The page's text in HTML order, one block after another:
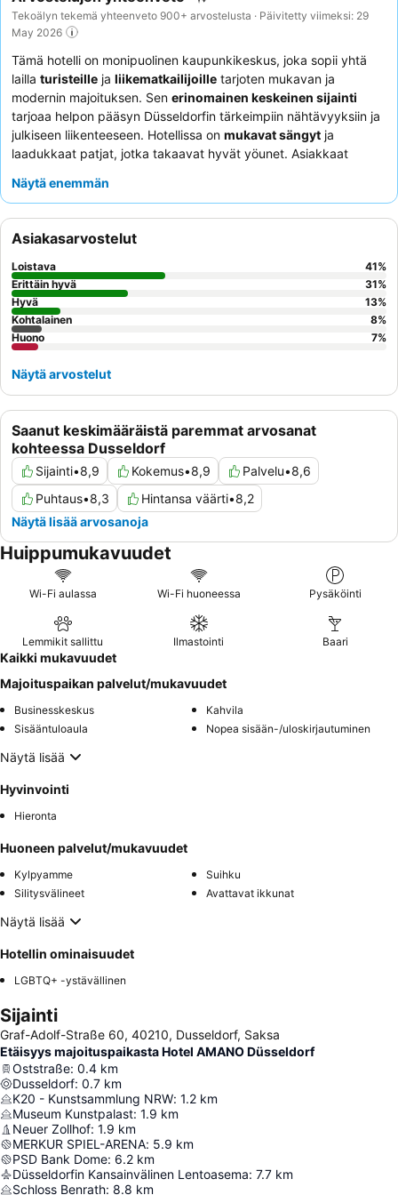
Tekoälyn tekemä yhteenveto 900+ arvostelusta · Päivitetty viimeksi: 29
May 2026
Tämä hotelli on monipuolinen kaupunkikeskus, joka sopii yhtä
lailla turisteille ja liikematkailijoille tarjoten mukavan ja
modernin majoituksen. Sen erinomainen keskeinen sijainti
tarjoaa helpon pääsyn Düsseldorfin tärkeimpiin nähtävyyksiin ja
julkiseen liikenteeseen. Hotellissa on mukavat sängyt ja
laadukkaat patjat, jotka takaavat hyvät yöunet. Asiakkaat
ystävällisyydestä ja
kannattaa pyytää huonetta puutarhan puolelta.
Näytä enemmän
Saanut keskimääräistä paremmat arvosanat
kohteessa Dusseldorf
Sijainti•8,9 Kokemus•8,9 Palvelu•8,6
Puhtaus•8,3 Hintansa väärti•8,2
Näytä lisää arvosanoja
Asiakasarvostelut
Loistava 41%
Erittäin hyvä
31%
Hyvä
13%
Kohtalainen
8%
Huono
7%
Näytä arvostelut
Huippumukavuudet
Wi-Fi aulassa Wi-Fi huoneessa Pysäköinti
Lemmikit sallittu Ilmastointi Baari
Kaikki mukavuudet
Majoituspaikan palvelut/mukavuudet
Businesskeskus
Kahvila
Sisääntuloaula
Nopea sisään-/uloskirjautuminen
Näytä lisää
Hyvinvointi
Hieronta
Huoneen palvelut/mukavuudet
Kylpyamme
Suihku
Silitysvälineet
Avattavat ikkunat
Näytä lisää
Hotellin ominaisuudet
LGBTQ+ -ystävällinen
Sijainti
Graf-Adolf-Straße 60, 40210, Dusseldorf, Saksa
Etäisyys majoituspaikasta Hotel AMANO Düsseldorf
Oststraße: 0.4 km
Dusseldorf: 0.7 km
K20 - Kunstsammlung NRW: 1.2 km
Museum Kunstpalast: 1.9 km
Neuer Zollhof: 1.9 km
MERKUR SPIEL-ARENA: 5.9 km
PSD Bank Dome: 6.2 km
Düsseldorfin Kansainvälinen Lentoasema: 7.7 km
Schloss Benrath: 8.8 km